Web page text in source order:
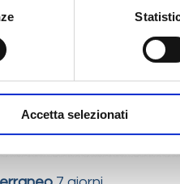
Accetta selezionati
Valletta, Trieste